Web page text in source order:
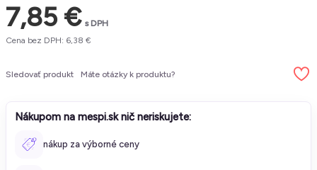
7,85 € s DPH
Cena bez DPH: 6,38 €
Sledovať produkt Máte otázky k produktu?
Nákupom na mespi.sk nič neriskujete:
nákup za výborné ceny